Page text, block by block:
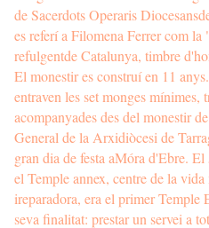
de Sacerdots Operaris
es referí a Filomena Ferrer com
refulgentde Catalunya, timbre
El monestir es construí en 11
entraven les set monges mínimes,
acompanyades des del monestir
General de la Arxidiòcesi de
gran dia de festa aMóra d'Ebre.
el Temple annex, centre de la
ireparadora, era el primer Temple
seva finalitat: prestar un servei a